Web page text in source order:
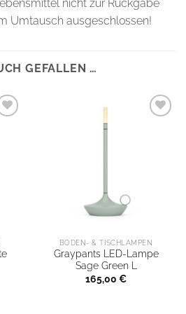
nicht zur Rückgabe
Umtausch ausgeschlossen!
GEFALLEN …
BODEN- & TISCHLAMPEN
Graypants LED-Lampe
Sage Green L
165,00 €